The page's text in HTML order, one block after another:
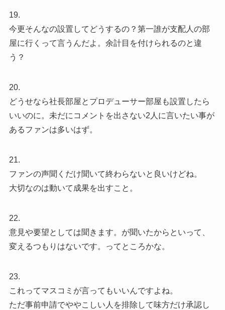
19.
今更そんなの設置してどうするの？第一誰が支配人の部
屋に行くって言うんだよ。余計目を付けられるのと違
う？
20.
どうせなら社長部屋とプロデューサー部屋も設置したら
いいのに。未だにコメントを出さない2人に言いたい事が
あるファンは多いはず。
21.
ファンの声聞くだけ聞いて終わらないと良いけどね。
大切なのは動いて成果を出すこと。
22.
意見や要望としては聞きます。が聞いたからといって、
変えるつもりはないです。ってところかな。
23.
これってマスコミが言ってもいいんですよね。
ただ事前申請でややこしい人を排除して味方だけ承認し